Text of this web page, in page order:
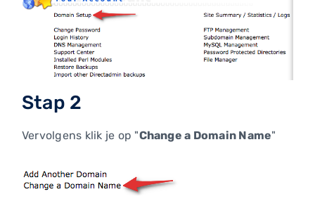
Stap 2
Vervolgens klik je op "Change a Domain Name"